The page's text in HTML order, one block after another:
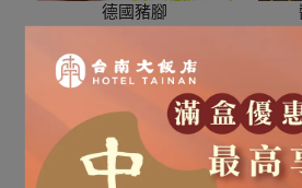
德國豬腳
加入購物車